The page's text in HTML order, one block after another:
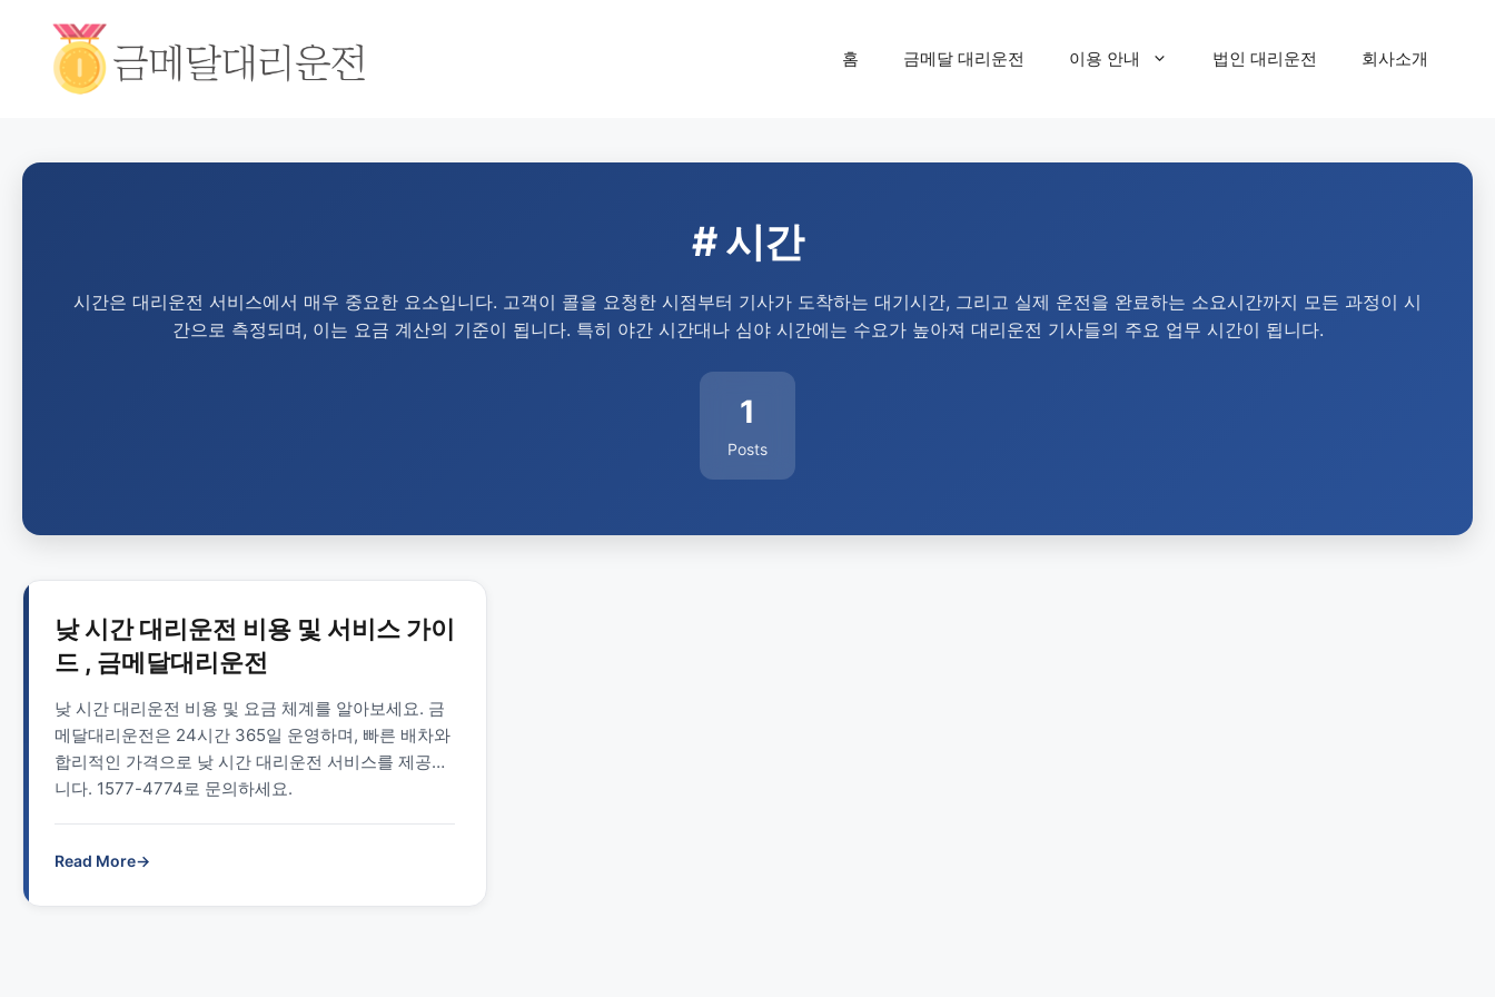
홈 금메달 대리운전 이용 안내 법인 대리운전 회사소개
# 시간
시간은 대리운전 서비스에서 매우 중요한 요소입니다. 고객이 콜을 요청한 시점부터 기사가 도착하는 대기시간, 그리고 실제 운전을 완료하는 소요시간까지 모든 과정이 시
간으로 측정되며, 이는 요금 계산의 기준이 됩니다. 특히 야간 시간대나 심야 시간에는 수요가 높아져 대리운전 기사들의 주요 업무 시간이 됩니다.
1
Posts
낮 시간 대리운전 비용 및 서비스 가이
드 , 금메달대리운전
낮 시간 대리운전 비용 및 요금 체계를 알아보세요. 금
메달대리운전은 24시간 365일 운영하며, 빠른 배차와
합리적인 가격으로 낮 시간 대리운전 서비스를 제공합
니다. 1577-4774로 문의하세요.
Read More→